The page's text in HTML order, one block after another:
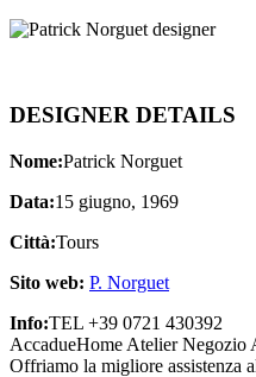
DESIGNER DETAILS
Nome:Patrick Norguet
Data:15 giugno, 1969
Città:Tours
Sito web: P. Norguet
Info:TEL +39 0721 430392
AccadueHome Atelier Negozio
Offriamo la migliore assistenza